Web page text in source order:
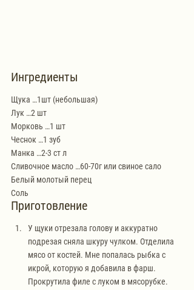
Ингредиенты
Щука …1шт (небольшая)
Лук …2 шт
Морковь …1 шт
Чеснок …1 зуб
Манка …2-3 ст л
Сливочное масло …60-70г или свиное сало
Белый молотый перец
Соль
Приготовление
У щуки отрезала голову и аккуратно
подрезая сняла шкуру чулком. Отделила
мясо от костей. Мне попалась рыбка с
икрой, которую я добавила в фарш.
Прокрутила филе с луком в мясорубке.